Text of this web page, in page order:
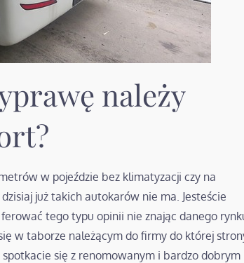
należy
w pojeździe bez klimatyzacji czy na
już takich autokarów nie ma. Jesteście
tego typu opinii nie znając danego
w taborze należącym do firmy do której
się z renomowanym i bardzo dobrym